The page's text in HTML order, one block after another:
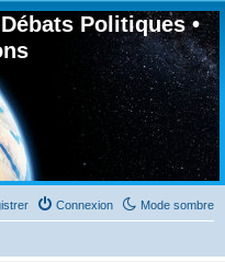
Politiques •
Mode sombre
Connexion